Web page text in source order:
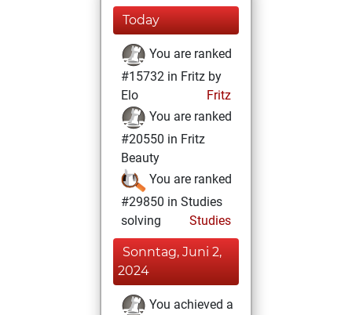
Today
You are ranked
#15732 in Fritz by
Elo
Fritz
You are ranked
#20550 in Fritz
Beauty
You are ranked
#29850 in Studies
solving
Studies
Sonntag, Juni 2,
2024
You achieved a